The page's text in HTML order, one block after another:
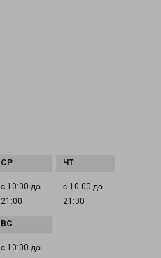
с 10:00 до
21:00
с 10:00 до
21:00
с 10:00 до